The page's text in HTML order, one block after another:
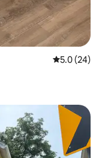
從 24 則評
5.0 (24)